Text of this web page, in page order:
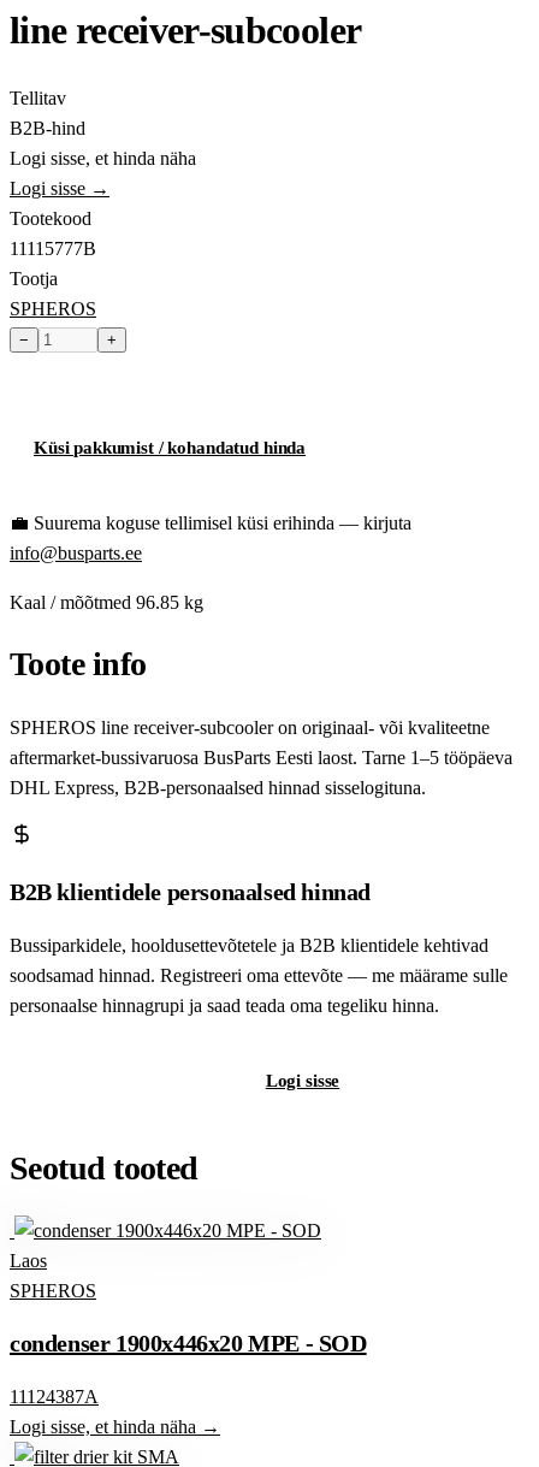
line receiver-subcooler
Tellitav
B2B-hind
Logi sisse, et hinda näha
Logi sisse →
Tootekood
11115777B
Tootja
SPHEROS
− +
Küsi pakkumist / kohandatud hinda
💼 Suurema koguse tellimisel küsi erihinda — kirjuta
info@busparts.ee
Kaal / mõõtmed 96.85 kg
Toote info
SPHEROS line receiver-subcooler on originaal- või kvaliteetne
aftermarket-bussivaruosa BusParts Eesti laost. Tarne 1–5 tööpäeva
DHL Express, B2B-personaalsed hinnad sisselogituna.
B2B klientidele personaalsed hinnad
Bussiparkidele, hooldusettevõtetele ja B2B klientidele kehtivad
soodsamad hinnad. Registreeri oma ettevõte — me määrame sulle
personaalse hinnagrupi ja saad teada oma tegeliku hinna.
Logi sisse
Seotud tooted
Laos
SPHEROS
condenser 1900x446x20 MPE - SOD
11124387A
Logi sisse, et hinda näha →